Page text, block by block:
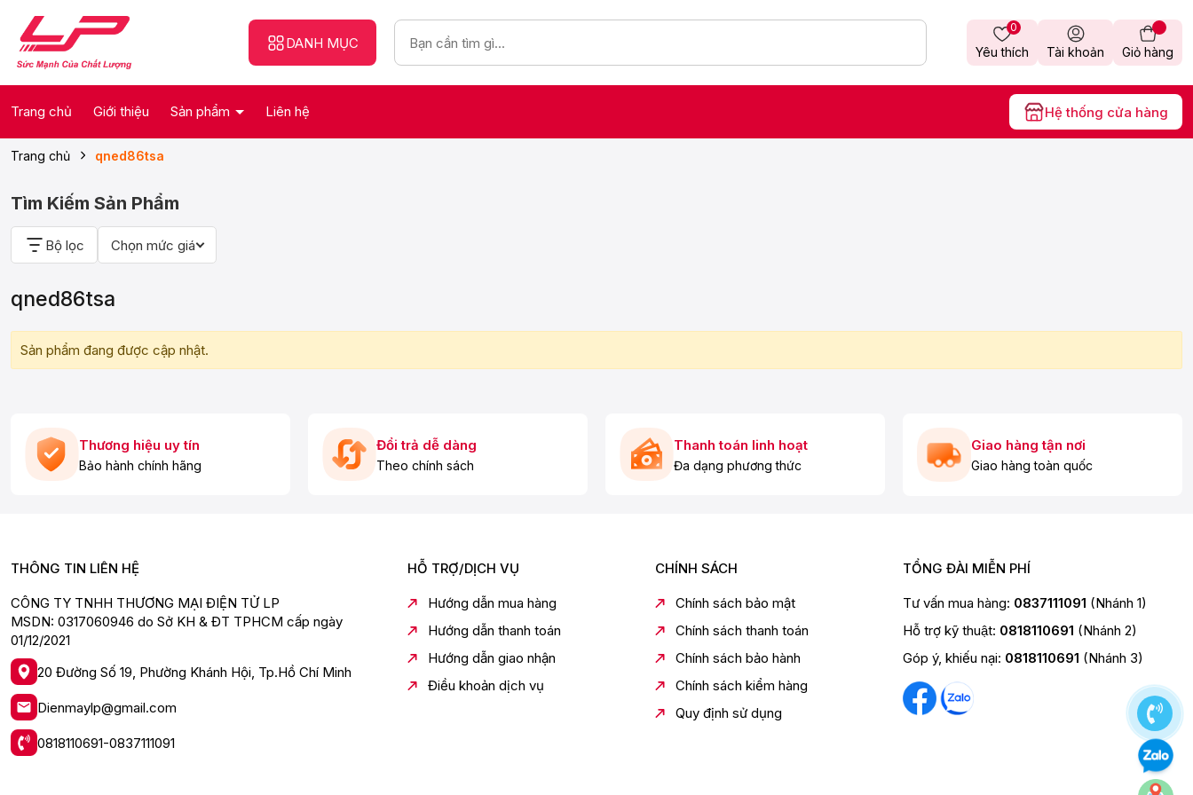
DANH MỤC
Yêu thích
0
Tài khoản Giỏ hàng
Trang chủ Giới thiệu Sản phẩm Liên hệ Hệ thống cửa hàng
Trang chủ qned86tsa
Tìm Kiếm Sản Phẩm
Bộ lọc Chọn mức giá
qned86tsa
Sản phẩm đang được cập nhật.
Thương hiệu uy tín
Bảo hành chính hãng
Đổi trả dễ dàng
Theo chính sách
Thanh toán linh hoạt
Đa dạng phương thức
Giao hàng tận nơi
Giao hàng toàn quốc
THÔNG TIN LIÊN HỆ
CÔNG TY TNHH THƯƠNG MẠI ĐIỆN TỬ LP
MSDN: 0317060946 do Sở KH & ĐT TPHCM cấp ngày
01/12/2021
20 Đường Số 19, Phường Khánh Hội, Tp.Hồ Chí Minh
Dienmaylp@gmail.com
0818110691-0837111091
HỖ TRỢ/DỊCH VỤ
Hướng dẫn mua hàng
Hướng dẫn thanh toán
Hướng dẫn giao nhận
Điều khoản dịch vụ
CHÍNH SÁCH
Chính sách bảo mật
Chính sách thanh toán
Chính sách bảo hành
Chính sách kiểm hàng
Quy định sử dụng
TỔNG ĐÀI MIỄN PHÍ
Tư vấn mua hàng: 0837111091 (Nhánh 1)
Hỗ trợ kỹ thuật: 0818110691 (Nhánh 2)
Góp ý, khiếu nại: 0818110691 (Nhánh 3)